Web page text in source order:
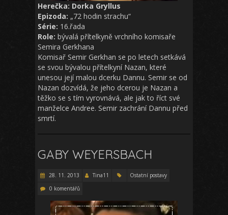
Herečka: Dorka Gryllus
Epizoda: „72 hodin strachu“
Série: 16.řada
Role: bývalá přítelkyně vrchního komisaře
Semira Gerkhana
Komisař Semir Gerkhan se po letech setkává
se svou bývalou přítelkyní Nazan, které
unesou její malou dcerku Dannu. Semir se od
Nazan dozvídá, že jeho dcerou je Nazan a
těžko se s tím vyrovnává, ale jak to říct své
manželce Andree. Semir zachrání Dannu před
smrtí.
GABY WEYERSBACH
28. 11. 2013 Tina11
Ostatní postavy
0 komentářů